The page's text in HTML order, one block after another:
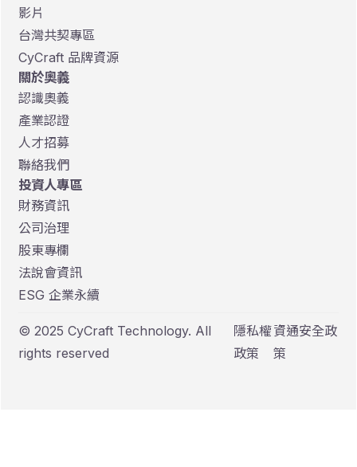
影片
台灣共契專區
CyCraft 品牌資源
關於奧義
認識奧義
產業認證
人才招募
聯絡我們
投資人專區
財務資訊
公司治理
股東專欄
法說會資訊
ESG 企業永續
© 2025 CyCraft Technology. All
rights reserved
隱私權
政策
資通安全政
策